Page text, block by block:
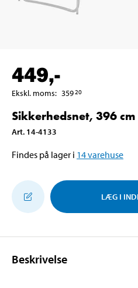
449,-
Ekskl. moms: 35920
Sikkerhedsnet, 396 cm
Art. 14-4133
Findes på lager i 14varehuse
LÆG I
Beskrivelse